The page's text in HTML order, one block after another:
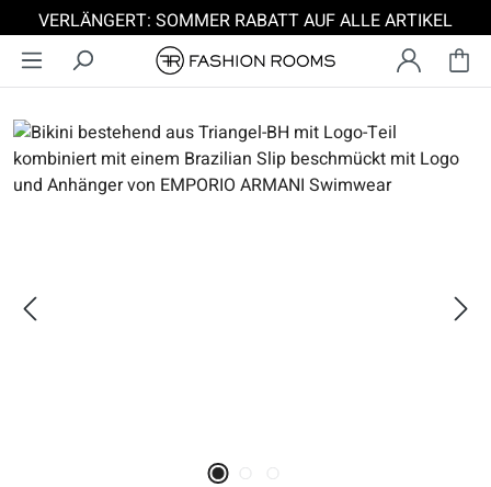
Zum Hauptinhalt springen
VERLÄNGERT: SOMMER RABATT AUF ALLE ARTIKEL
Bildergalerie überspringen